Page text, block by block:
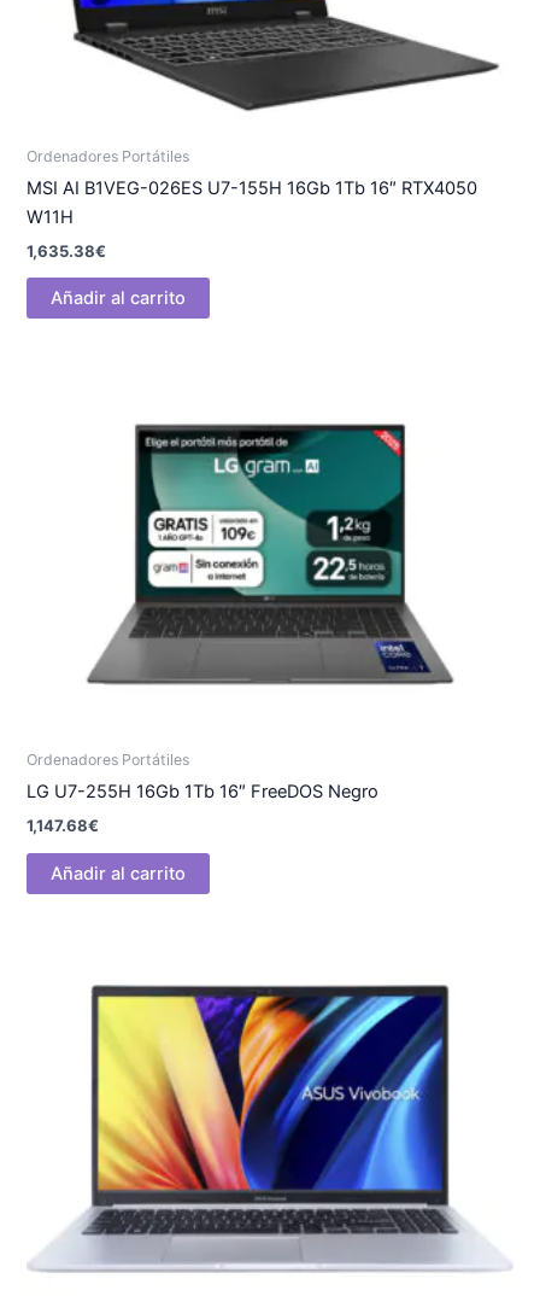
Ordenadores Portátiles
MSI AI B1VEG-026ES U7-155H 16Gb 1Tb 16″ RTX4050
W11H
1,635.38€
Añadir al carrito
Ordenadores Portátiles
LG U7-255H 16Gb 1Tb 16″ FreeDOS Negro
1,147.68€
Añadir al carrito